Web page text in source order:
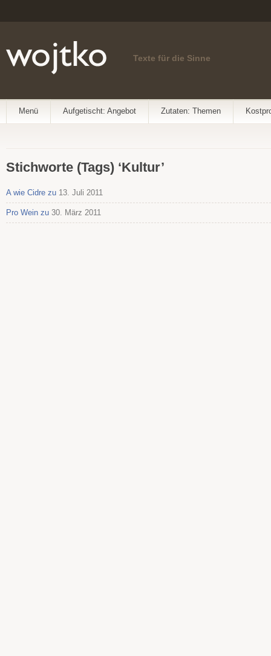
Texte für die Sinne
Menü Aufgetischt: Angebot Zutaten: Themen
Stichworte (Tags) ‘Kultur’
A wie Cidre zu 13. Juli 2011
Pro Wein zu 30. März 2011